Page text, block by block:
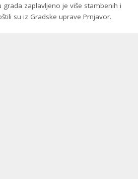
grada zaplavljeno je više stambenih i
su iz Gradske uprave Prnjavor.